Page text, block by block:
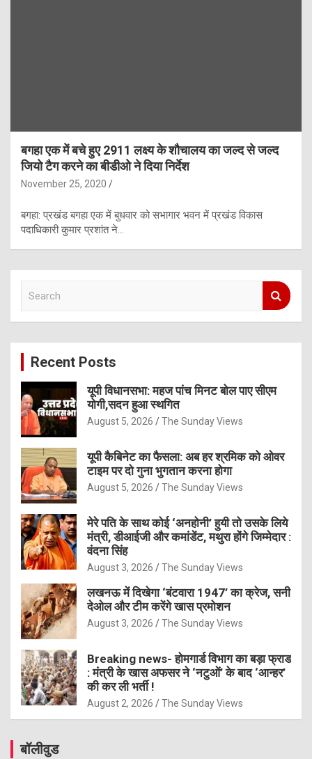
बगहा एक में बचे हुए 2911 लक्ष्य के शौचालय का जल्द से जल्द
जियो टैग करने का बीडीओ ने दिया निर्देश
November 25, 2020
बगहा: प्रखंड बगहा एक में बुधवार को सभागार भवन में प्रखंड विकास
पदाधिकारी कुमार प्रशांत ने…
c
Recent Posts
यूपी विधानसभा: महज पांच मिनट बोल पाए सीएम
योगी,सदन हुआ स्थगित
August 5, 2026 The Sunday Views
यूपी कैबिनेट का फैसला: अब हर श्रमिक को ओवर
टाइम पर दो गुना भुगतान करना होगा
August 5, 2026 The Sunday Views
मेरे पति के साथ कोई ‘अनहोनी’ हुयी तो उसके लिये
मंत्री, डीआईजी और कमांडेंट, मथुरा होंगे जिम्मेदार :
वंदना सिंह
August 3, 2026 The Sunday Views
लखनऊ में दिखेगा ‘बंटवारा 1947’ का क्रेज, सनी
देओल और टीम करेंगे खास प्रमोशन
August 3, 2026 The Sunday Views
Breaking news- होमगार्ड विभाग का बड़ा फ्राड
: मंत्री के खास अफसर ने ‘नटुओं’ के बाद ‘आन्हर’
की कर ली भर्ती !
August 2, 2026 The Sunday Views
बॉलीवुड